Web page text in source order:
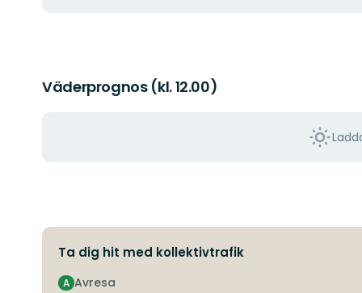
Väderprognos (kl. 12.00)
Ta dig hit med kollektivtrafik
Avresa
A